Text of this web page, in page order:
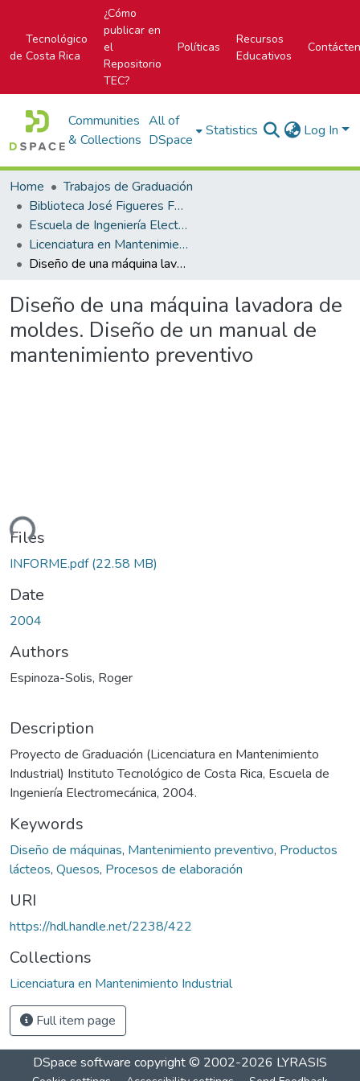
Tecnológico
de Costa Rica
¿Cómo
publicar en
el
Repositorio
TEC?
Políticas
Recursos
Educativos
Communities
& Collections
All of
DSpace
Statistics Log In
Home
Trabajos de Graduación
Biblioteca José Figueres Ferrer
Escuela de Ingeniería Electromecánica
Licenciatura en Mantenimiento Industrial
Diseño de una máquina lavadora de moldes. Diseño de un manual de mantenimiento preventivo
Diseño de una máquina lavadora de
moldes. Diseño de un manual de
mantenimiento preventivo
Files
INFORME.pdf(22.58 MB)
Date
2004
Authors
Espinoza-Solis, Roger
Description
Proyecto de Graduación (Licenciatura en Mantenimiento
Industrial) Instituto Tecnológico de Costa Rica, Escuela de
Ingeniería Electromecánica, 2004.
Keywords
Diseño de máquinas, Mantenimiento preventivo, Productos
lácteos, Quesos, Procesos de elaboración
URI
https://hdl.handle.net/2238/422
Collections
Licenciatura en Mantenimiento Industrial
Full item page
DSpace software copyright © 2002-2026 LYRASIS